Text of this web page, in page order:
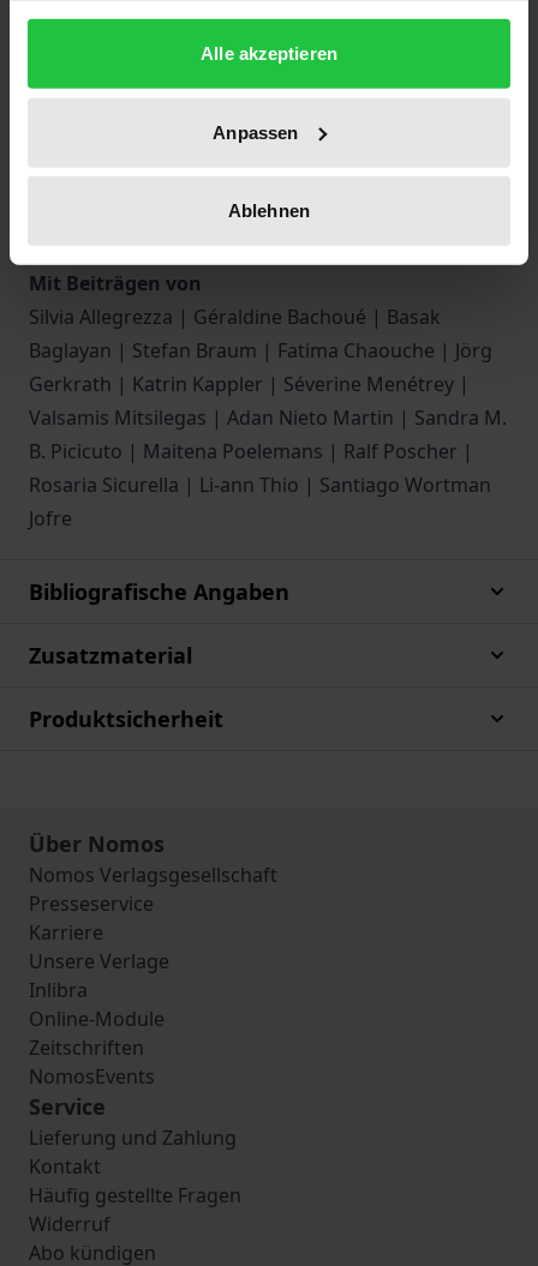
gesammelt haben.
Alle akzeptieren
Anpassen
Ablehnen
sich daraus Modelle für die rechtliche Regelung
einer Pandemie ableiten? Die Beiträge versammeln
nationale Modelle der Pandemieregelung, leiten
Gesetzgebung ab und untersuchen, inwieweit der
europäische Rechtsrahmen gestärkt oder gar
harmonisiert werden sollte.
Mit Beiträgen von
Silvia Allegrezza | Géraldine Bachoué | Basak
Baglayan | Stefan Braum | Fatima Chaouche | Jörg
Gerkrath | Katrin Kappler | Séverine Menétrey |
Valsamis Mitsilegas | Adan Nieto Martin | Sandra M.
B. Picicuto | Maitena Poelemans | Ralf Poscher |
Rosaria Sicurella | Li-ann Thio | Santiago Wortman
Jofre
Bibliografische Angaben
Zusatzmaterial
Produktsicherheit
Über Nomos
Nomos Verlagsgesellschaft
Presseservice
Karriere
Unsere Verlage
Inlibra
Online-Module
Zeitschriften
NomosEvents
Service
Lieferung und Zahlung
Kontakt
Häufig gestellte Fragen
Widerruf
Abo kündigen